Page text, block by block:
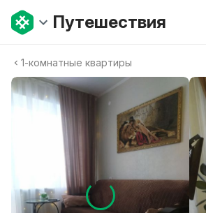
Путешествия
1-комнатные квартиры